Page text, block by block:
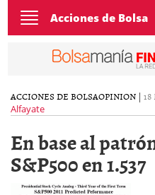
Toggle
navigation
Acciones de Bolsa
ACCIONES DE BOLSAOPINION | 18
Alfayate
En base al
S&P500 en 1.537